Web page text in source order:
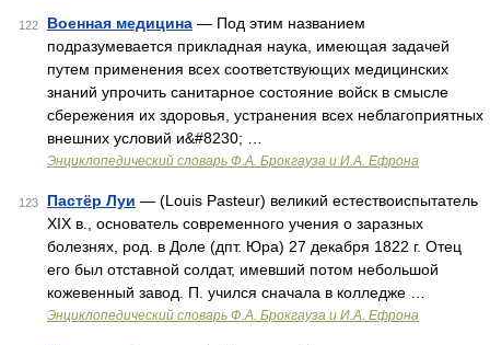
122 Военная медицина — Под этим названием
подразумевается прикладная наука, имеющая задачей
путем применения всех соответствующих медицинских
знаний упрочить санитарное состояние войск в смысле
сбережения их здоровья, устранения всех неблагоприятных
внешних условий и&#8230; …
Энциклопедический словарь Ф.А. Брокгауза и И.А. Ефрона
123 Пастёр Луи — (Louis Pasteur) великий естествоиспытатель
XIX в., основатель современного учения о заразных
болезнях, род. в Доле (дпт. Юра) 27 декабря 1822 г. Отец
его был отставной солдат, имевший потом небольшой
кожевенный завод. П. учился сначала в колледже …
Энциклопедический словарь Ф.А. Брокгауза и И.А. Ефрона